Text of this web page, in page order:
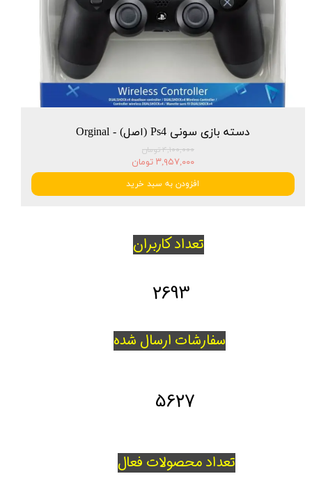
دسته بازی سونی Ps4 (اصل) - Orginal
۴,۱۰۰,۰۰۰ تومان
۳,۹۵۷,۰۰۰ تومان
افزودن به سبد خرید
تعداد کاربران
سفارشات ارسال شده
5627
تعداد محصولات فعال
2693